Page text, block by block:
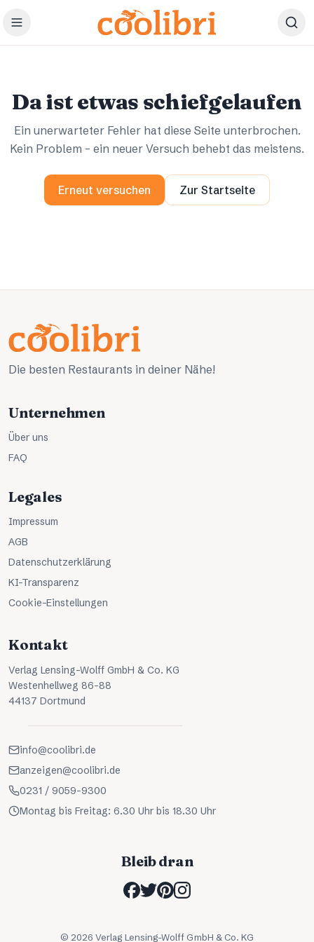
Zum Hauptinhalt springen
Da ist etwas schiefgelaufen
Ein unerwarteter Fehler hat diese Seite unterbrochen.
Kein Problem – ein neuer Versuch behebt das meistens.
Erneut versuchen Zur Startseite
Die besten Restaurants in deiner Nähe!
Unternehmen
Über uns
FAQ
Legales
Impressum
AGB
Datenschutzerklärung
KI-Transparenz
Cookie-Einstellungen
Kontakt
Verlag Lensing-Wolff GmbH & Co. KG
Westenhellweg 86-88
44137 Dortmund
info@coolibri.de
anzeigen@coolibri.de
0231 / 9059-9300
Montag bis Freitag: 6.30 Uhr bis 18.30 Uhr
Bleib dran
© 2026 Verlag Lensing-Wolff GmbH & Co. KG